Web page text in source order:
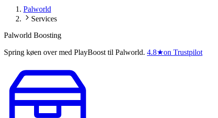
Palworld
Services
Palworld Boosting
Spring køen over med PlayBoost til Palworld. 4.8★on Trustpilot